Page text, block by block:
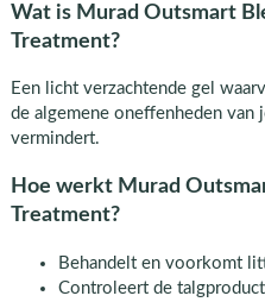
Wat is Murad Outsmart
Treatment?
Een licht verzachtende gel
de algemene oneffenheden van
vermindert.
Hoe werkt Murad
Treatment?
Behandelt en voorkomt
Controleert de